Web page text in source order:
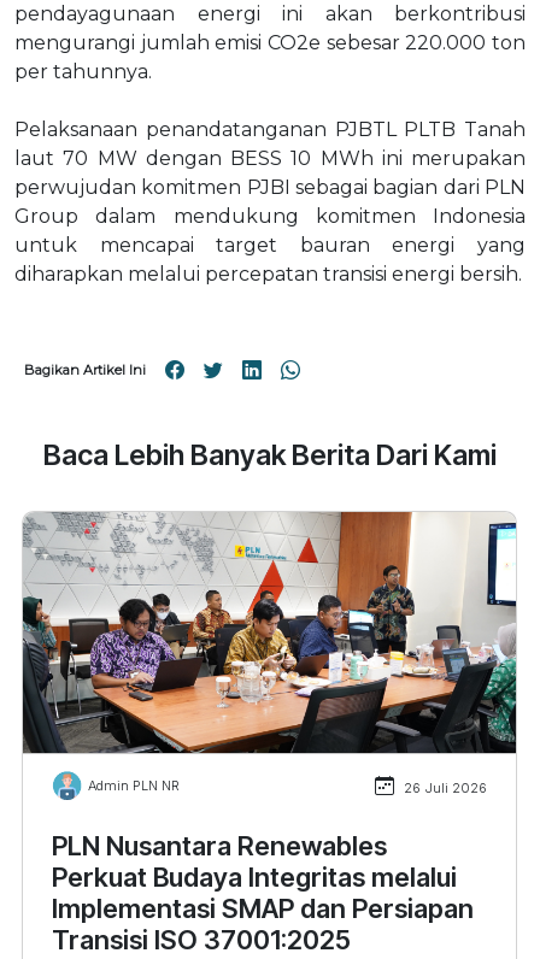
pendayagunaan energi ini akan berkontribusi
mengurangi jumlah emisi CO2e sebesar 220.000 ton
per tahunnya.
Pelaksanaan penandatanganan PJBTL PLTB Tanah
laut 70 MW dengan BESS 10 MWh ini merupakan
perwujudan komitmen PJBI sebagai bagian dari PLN
Group dalam mendukung komitmen Indonesia
untuk mencapai target bauran energi yang
diharapkan melalui percepatan transisi energi bersih.
Bagikan Artikel Ini
Baca Lebih Banyak Berita Dari Kami
Admin PLN NR 26 Juli 2026
PLN Nusantara Renewables
Perkuat Budaya Integritas melalui
Implementasi SMAP dan Persiapan
Transisi ISO 37001:2025